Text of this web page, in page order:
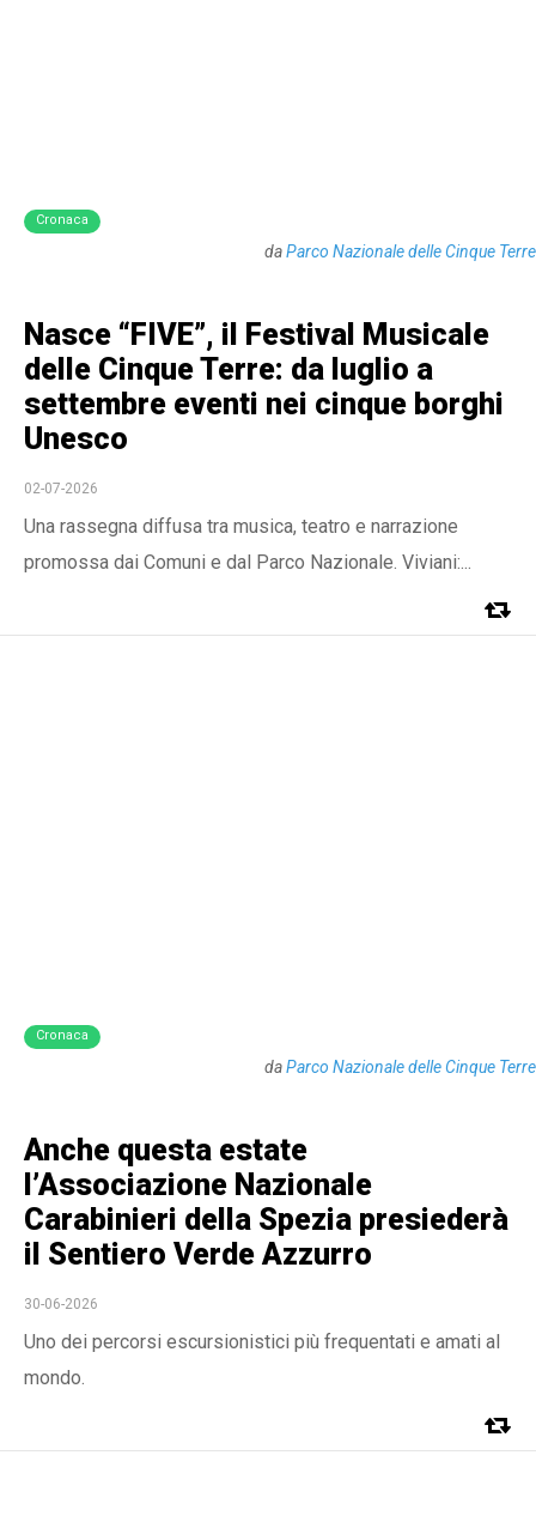
Cronaca
daParco Nazionale delle Cinque Terre
Nasce “FIVE”, il Festival Musicale
delle Cinque Terre: da luglio a
settembre eventi nei cinque borghi
Unesco
02-07-2026
Una rassegna diffusa tra musica, teatro e narrazione
promossa dai Comuni e dal Parco Nazionale. Viviani:...
Cronaca
daParco Nazionale delle Cinque Terre
Anche questa estate
l’Associazione Nazionale
Carabinieri della Spezia presiederà
il Sentiero Verde Azzurro
30-06-2026
Uno dei percorsi escursionistici più frequentati e amati al
mondo.